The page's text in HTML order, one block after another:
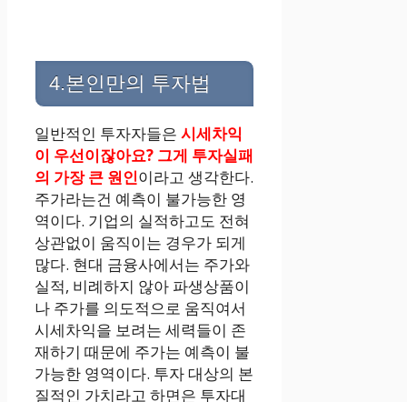
4.본인만의 투자법
일반적인 투자자들은 시세차익
이 우선이잖아요? 그게 투자실패
의 가장 큰 원인이라고 생각한다.
주가라는건 예측이 불가능한 영
역이다. 기업의 실적하고도 전혀
상관없이 움직이는 경우가 되게
많다. 현대 금융사에서는 주가와
실적, 비례하지 않아 파생상품이
나 주가를 의도적으로 움직여서
시세차익을 보려는 세력들이 존
재하기 때문에 주가는 예측이 불
가능한 영역이다. 투자 대상의 본
질적인 가치라고 하면은 투자대